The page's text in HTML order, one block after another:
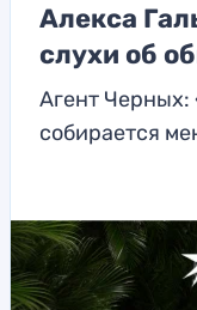
Алекса
слухи об
Агент Черных:
собирается